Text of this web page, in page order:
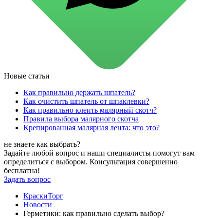
для стекол и зеркал
для ароматизации и нейтрализации запахов
для стирки и ухода за тканями
для ковров и текстильных изделий
специализированные чистящие средства
универсальные чистящие средства
дезинфицирующие средства
Автохимия и автокосметика
аэрозольные смазки
полироли для пластика
очистители салона
очистители двигателя
очистители тормозов
краски для штукатурки
эмали для металла
грунтовки
Новинки
Новые статьи
Как правильно держать шпатель?
Как очистить шпатель от шпаклевки?
Как правильно клеить малярный скотч?
Правила выбора малярного скотча
Крепированная малярная лента: что это?
не знаете как выбрать?
Задайте любой вопрос и наши специалисты помогут вам
определиться с выбором. Консультация совершенно
бесплатна!
Задать вопрос
КраскиТорг
Новости
Герметики: как правильно сделать выбор?